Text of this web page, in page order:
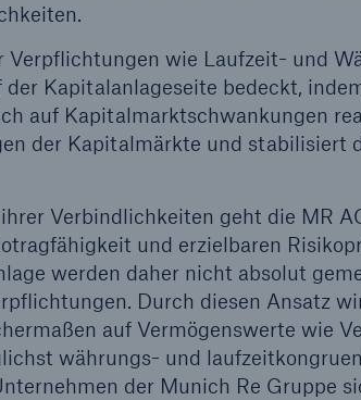
wie Laufzeit- und
Kapitalanlageseite bedeckt,
auf Kapitalmarktschwankungen
der Kapitalmärkte und stabilisiert
Verbindlichkeiten geht die MR
und erzielbaren
werden daher nicht absolut
Durch diesen Ansatz
auf Vermögenswerte wie
währungs- und
der Munich Re Gruppe